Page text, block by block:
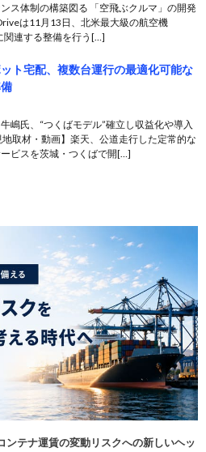
ス体制の構築図る 「空飛ぶクルマ」の開発
は11月13日、北米最大級の航空機
関連する整備を行う[…]
ット宅配、複数台運行の最適化可能な
嶋氏、“つくばモデル”確立し収益化や導入
取材・動画】楽天、公道走行した定常的な
ビスを茨城・つくばで開[…]
ンテナ運賃の変動リスクへの新しいヘッ